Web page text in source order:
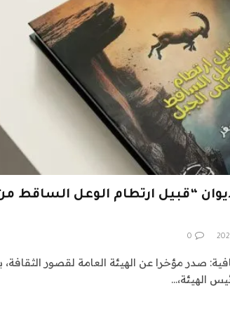
“قبيل ارتطام الوعل الساقط
0
متابعات ثقافية: صدر مؤخرا عن الهيئة العامة لقصور
الهيئة،…